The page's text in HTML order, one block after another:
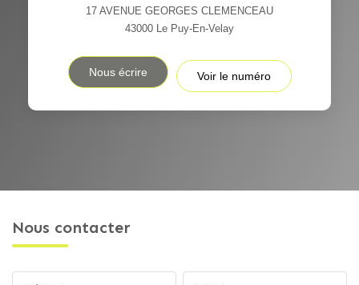
17 AVENUE GEORGES CLEMENCEAU
43000 Le Puy-En-Velay
Nous écrire Voir le numéro
Nous contacter